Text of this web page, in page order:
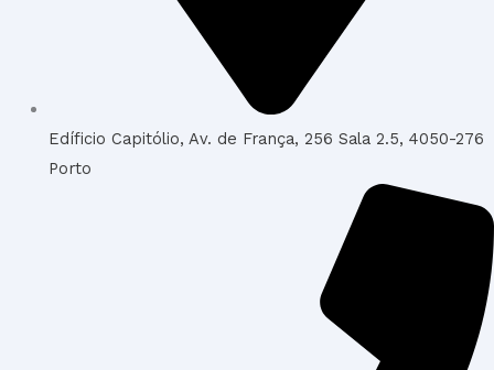
Edíficio Capitólio, Av. de França, 256 Sala 2.5, 4050-276
Porto